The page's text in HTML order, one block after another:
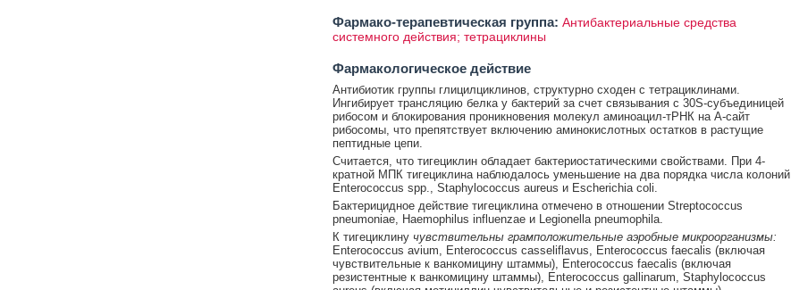
Фармако-терапевтическая группа: Антибактериальные средства
системного действия; тетрациклины
Фармакологическое действие
Антибиотик группы глицилциклинов, структурно сходен с тетрациклинами.
Ингибирует трансляцию белка у бактерий за счет связывания с 30S-субъединицей
рибосом и блокирования проникновения молекул аминоацил-тРНК на А-сайт
рибосомы, что препятствует включению аминокислотных остатков в растущие
пептидные цепи.
Считается, что тигециклин обладает бактериостатическими свойствами. При 4-
кратной МПК тигециклина наблюдалось уменьшение на два порядка числа колоний
Enterococcus spp., Staphylococcus aureus и Escherichia coli.
Бактерицидное действие тигециклина отмечено в отношении Streptococcus
pneumoniae, Haemophilus influenzae и Legionella pneumophila.
К тигециклину чувствительны грамположительные аэробные микроорганизмы:
Enterococcus avium, Enterococcus casseliflavus, Enterococcus faecalis (включая
чувствительные к ванкомицину штаммы), Enterococcus faecalis (включая
резистентные к ванкомицину штаммы), Enterococcus gallinarum, Staphylococcus